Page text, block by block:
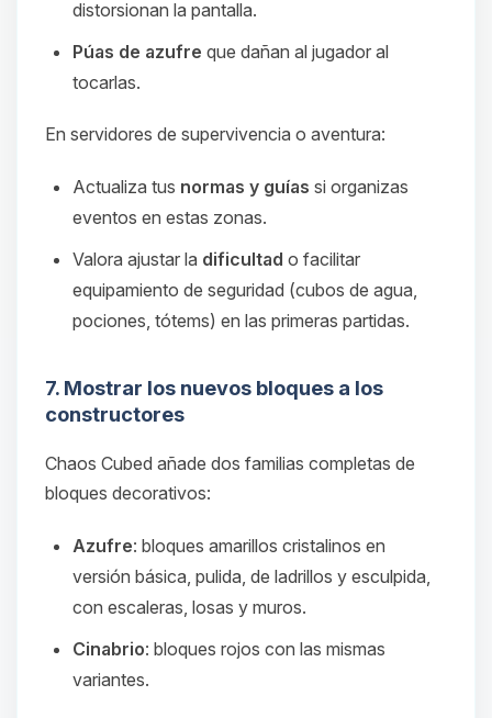
distorsionan la pantalla.
Púas de azufre que dañan al jugador al
tocarlas.
En servidores de supervivencia o aventura:
Actualiza tus normas y guías si organizas
eventos en estas zonas.
Valora ajustar la dificultad o facilitar
equipamiento de seguridad (cubos de agua,
pociones, tótems) en las primeras partidas.
7. Mostrar los nuevos bloques a los
constructores
Chaos Cubed añade dos familias completas de
bloques decorativos:
Azufre: bloques amarillos cristalinos en
versión básica, pulida, de ladrillos y esculpida,
con escaleras, losas y muros.
Cinabrio: bloques rojos con las mismas
variantes.